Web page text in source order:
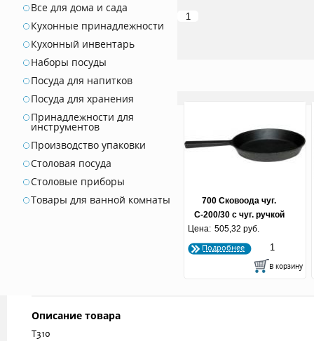
Все для дома и сада
Кухонные принадлежности
Кухонный инвентарь
Наборы посуды
Посуда для напитков
Посуда для хранения
Принадлежности для
инструментов
Производство упаковки
Столовая посуда
Столовые приборы
Товары для ванной комнаты
700 Сковоода чуг.
С-200/30 с чуг. ручкой
Цена: 505,32 руб.
Подробнее
Описание товара
Т310